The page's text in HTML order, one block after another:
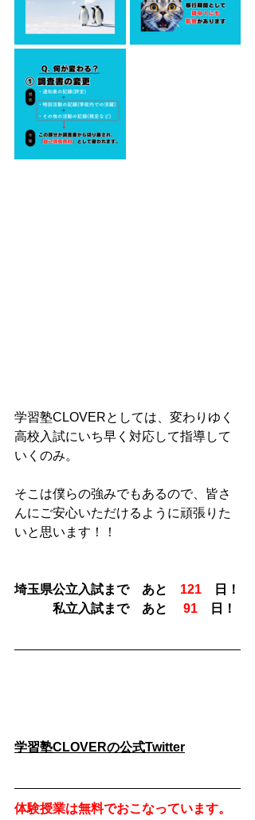
学習塾CLOVERとしては、変わりゆく
高校入試にいち早く対応して指導して
いくのみ。
そこは僕らの強みでもあるので、皆さ
んにご安心いただけるように頑張りた
いと思います！！
埼玉県公立入試まで　あと 121 日！
私立入試まで　あと 91 日！
学習塾CLOVERの公式Twitter
体験授業は無料でおこなっています。